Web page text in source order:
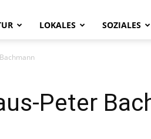
LOKALES SOZIALES
Peter